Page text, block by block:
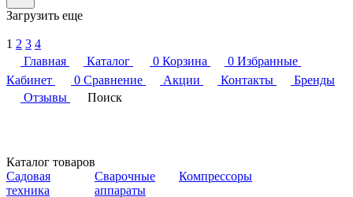
Загрузить еще
1 2 3 4
Главная
Каталог 0 Корзина 0 Избранные
Кабинет
0 Сравнение Акции Контакты
Бренды
Отзывы
Поиск
Каталог товаров
Садовая
техника
Сварочные
аппараты
Компрессоры